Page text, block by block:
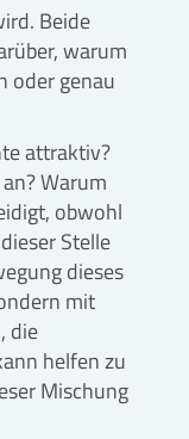
Beide
warum
oder genau
attraktiv?
Warum
obwohl
Stelle
dieses
mit
die
helfen zu
Mischung